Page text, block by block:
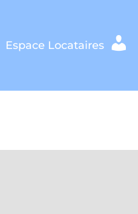
Espace Locataires